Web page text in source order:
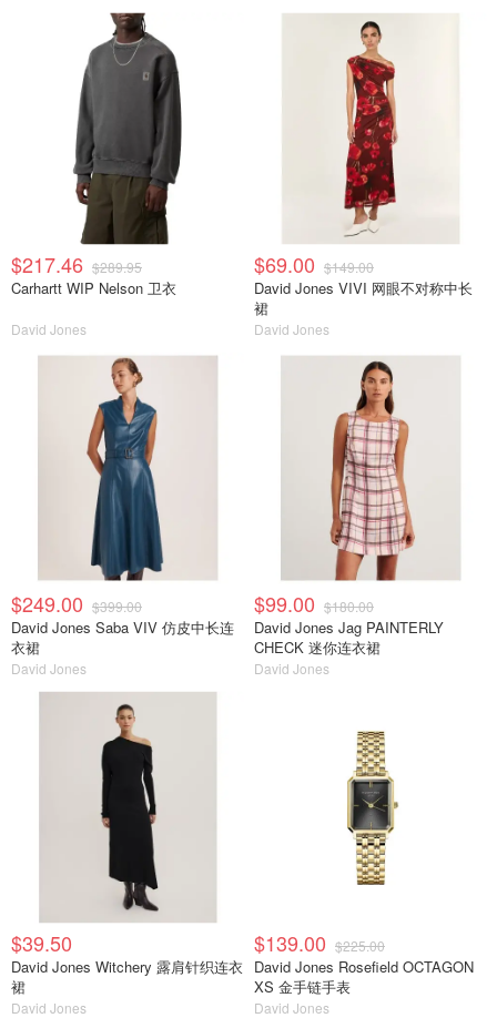
$217.46 $289.95
Carhartt WIP Nelson 卫衣
David Jones
$69.00 $149.00
David Jones VIVI 网眼不对称中长
裙
David Jones
$249.00 $399.00
David Jones Saba VIV 仿皮中长连
衣裙
David Jones
$99.00 $180.00
David Jones Jag PAINTERLY
CHECK 迷你连衣裙
David Jones
$39.50
David Jones Witchery 露肩针织连衣
裙
David Jones
$139.00 $225.00
David Jones Rosefield OCTAGON
XS 金手链手表
David Jones